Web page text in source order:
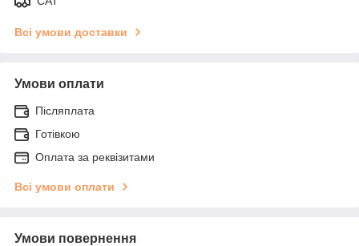
Всі умови доставки
Умови оплати
Післяплата
Готівкою
Оплата за реквізитами
Всі умови оплати
Умови повернення